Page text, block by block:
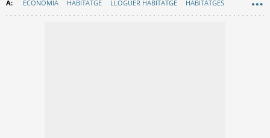
ECONOMIA HABITATGE LLOGUER HABITATGE HABITATGES